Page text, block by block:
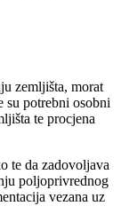
zemljišta, morat
su potrebni osobni
te procjena
te da zadovoljava
poljoprivrednog
vezana uz